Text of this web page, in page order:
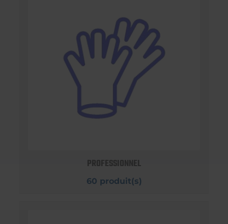
PROFESSIONNEL
60 produit(s)